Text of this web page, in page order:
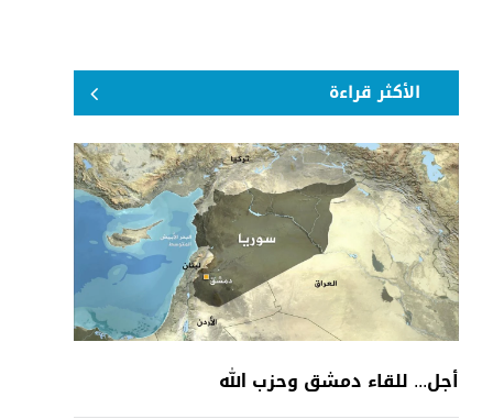
الأكثر قراءة
أجل... للقاء دمشق وحزب الله